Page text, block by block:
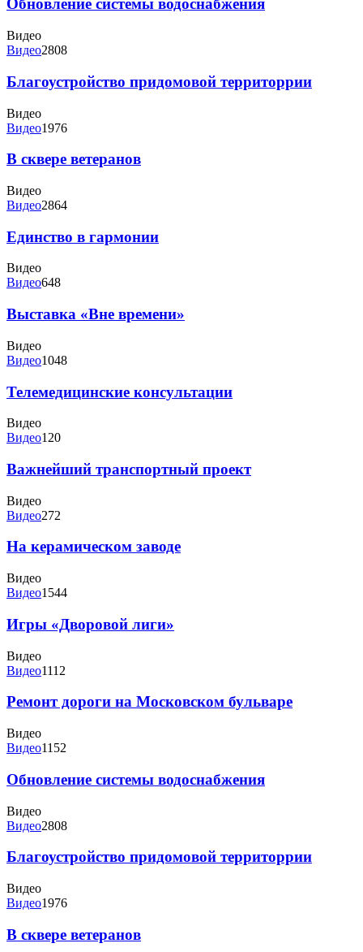
Обновление системы водоснабжения
Видео
Видео2808
Благоустройство придомовой территоррии
Видео
Видео1976
В сквере ветеранов
Видео
Видео2864
Единство в гармонии
Видео
Видео648
Выставка «Вне времени»
Видео
Видео1048
Телемедицинские консультации
Видео
Видео120
Важнейший транспортный проект
Видео
Видео272
На керамическом заводе
Видео
Видео1544
Игры «Дворовой лиги»
Видео
Видео1112
Ремонт дороги на Московском бульваре
Видео
Видео1152
Обновление системы водоснабжения
Видео
Видео2808
Благоустройство придомовой территоррии
Видео
Видео1976
В сквере ветеранов